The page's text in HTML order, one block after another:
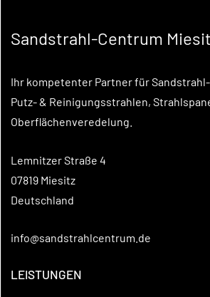
Sandstrahl-Centrum
Ihr kompetenter Partner für
Putz- & Reinigungsstrahlen,
Oberflächenveredelung.
Lemnitzer Straße 4
07819 Miesitz
Deutschland
info@sandstrahlcentrum.de
LEISTUNGEN